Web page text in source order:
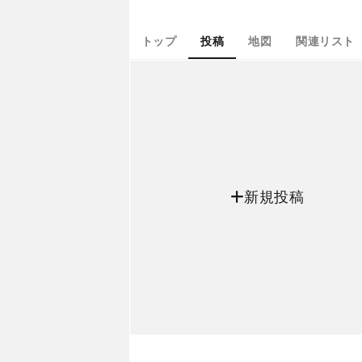
トップ 投稿 地図 関連リスト
新規投稿